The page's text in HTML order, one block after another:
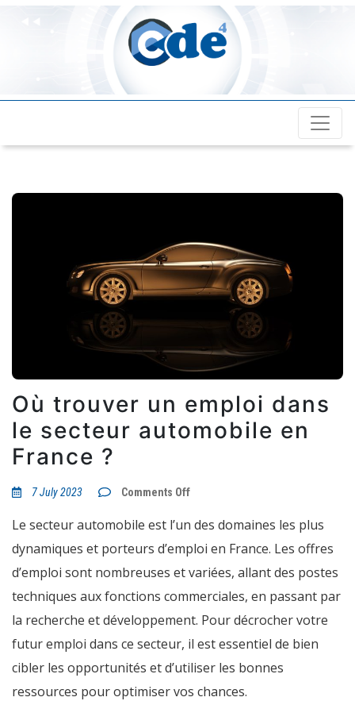
Cde4.com
Où trouver un emploi dans
le secteur automobile en
France ?
7 July 2023 Comments Offon
un
dans
secteur
automobile
en
France
?
Le secteur automobile est l’un des domaines les plus
dynamiques et porteurs d’emploi en France. Les offres
d’emploi sont nombreuses et variées, allant des postes
techniques aux fonctions commerciales, en passant par
la recherche et développement. Pour décrocher votre
futur emploi dans ce secteur, il est essentiel de bien
cibler les opportunités et d’utiliser les bonnes
ressources pour optimiser vos chances.